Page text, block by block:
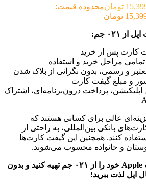
تومانمحدوده قیمت:
۰۲۱ جم:
کارت پس از خرید
تمامی مراحل خرید و استفاده
و مبلغ گیفت کارت
پرداخت درون‌برنامه‌ای، اشتراک
عالی برای کسانی هستند که
بانکی بین‌المللی، به راحتی از
کنند. همچنین این گیفت کارت‌ها
و خانواده محسوب می‌شوند.
همین امروز گیفت کارت Apple خود را از ۰۲۱ جم تهیه کنید و بدون
اپل لذت ببرید!